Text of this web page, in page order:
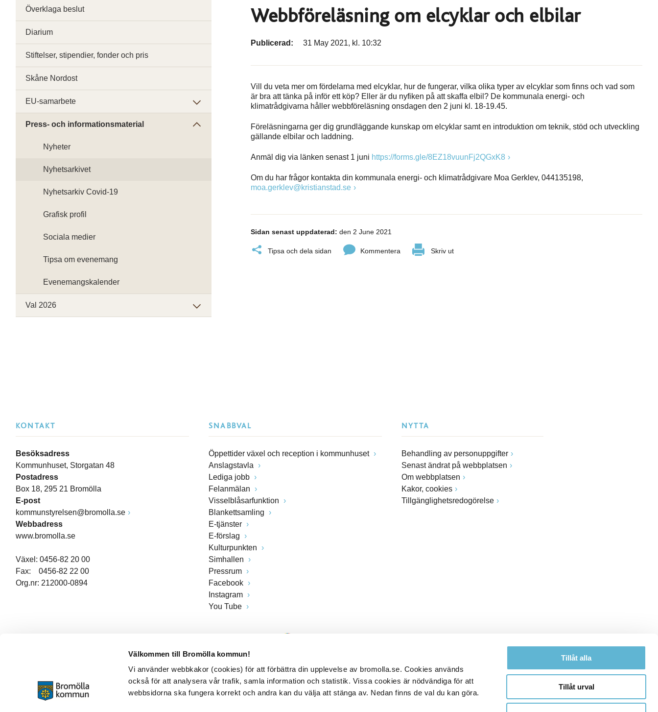
Välkommen till Bromölla kommun!
Vi använder webbkakor (cookies) för att förbättra din upplevelse av bromolla.se. Cookies används
också för att analysera vår trafik, samla information och statistik. Vissa cookies är nödvändiga för att
webbsidorna ska fungera korrekt och andra kan du välja att stänga av. Nedan finns de val du kan göra.
Tillåt alla
Tillåt urval
Webbföreläsning om elcyklar och elbilar
Publicerad: 31 May 2021, kl. 10:32
Vill du veta mer om fördelarna med elcyklar, hur de fungerar, vilka olika typer av elcyklar som finns och vad som
är bra att tänka på inför ett köp? Eller är du nyfiken på att skaffa elbil? De kommunala energi- och
klimatrådgivarna håller webbföreläsning onsdagen den 2 juni kl. 18-19.45.
Föreläsningarna ger dig grundläggande kunskap om elcyklar samt en introduktion om teknik, stöd och utveckling
gällande elbilar och laddning.
Anmäl dig via länken senast 1 juni https://forms.gle/8EZ18vuunFj2QGxK8
Om du har frågor kontakta din kommunala energi- och klimatrådgivare Moa Gerklev, 044135198,
moa.gerklev@kristianstad.se
Sidan senast uppdaterad: den 2 June 2021
Tipsa och dela sidan Kommentera Skriv ut
Överklaga beslut
Diarium
Stiftelser, stipendier, fonder och pris
Skåne Nordost
EU-samarbete
Press- och informationsmaterial
Nyheter
Nyhetsarkivet
Nyhetsarkiv Covid-19
Grafisk profil
Sociala medier
Tipsa om evenemang
Evenemangskalender
Val 2026
KONTAKT
Besöksadress
Kommunhuset, Storgatan 48
Postadress
Box 18, 295 21 Bromölla
E-post
kommunstyrelsen@bromolla.se
Webbadress
www.bromolla.se
Växel: 0456-82 20 00
Fax: 0456-82 22 00
Org.nr: 212000-0894
SNABBVAL
Öppettider växel och reception i kommunhuset
Anslagstavla
Lediga jobb
Felanmälan
Visselblåsarfunktion
Blankettsamling
E-tjänster
E-förslag
Kulturpunkten
Simhallen
Pressrum
Facebook
Instagram
You Tube
NYTTA
Behandling av personuppgifter
Senast ändrat på webbplatsen
Om webbplatsen
Kakor, cookies
Tillgänglighetsredogörelse